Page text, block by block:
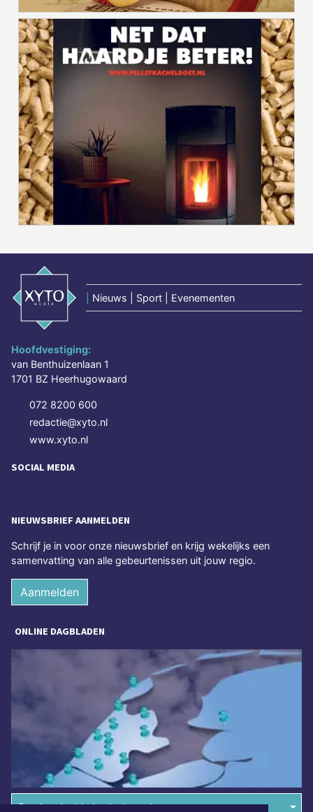
Nieuws | Sport | Evenementen
Hoofdvestiging:
van Benthuizenlaan 1
1701 BZ Heerhugowaard
072 8200 600
redactie@xyto.nl
www.xyto.nl
SOCIAL MEDIA
NIEUWSBRIEF AANMELDEN
Schrijf je in voor onze nieuwsbrief en krijg wekelijks een
samenvatting van alle gebeurtenissen uit jouw regio.
Aanmelden
ONLINE DAGBLADEN
Overige dagbladen in de regio